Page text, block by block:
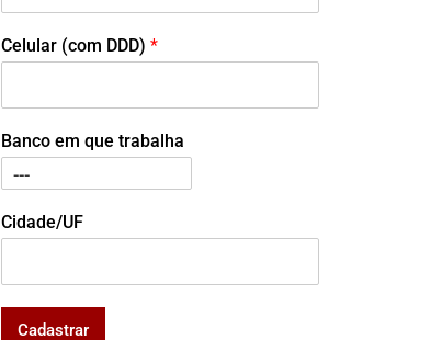
Celular (com DDD) *
Banco em que trabalha
Cidade/UF
Cadastrar